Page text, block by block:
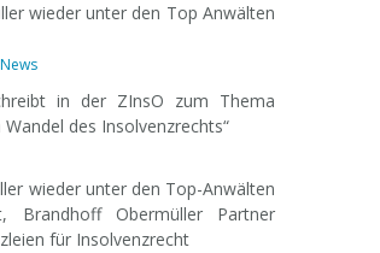
wieder unter den Top Anwälten
News
in der ZInsO zum Thema
des Insolvenzrechts“
wieder unter den Top-Anwälten
Brandhoff Obermüller Partner
für Insolvenzrecht